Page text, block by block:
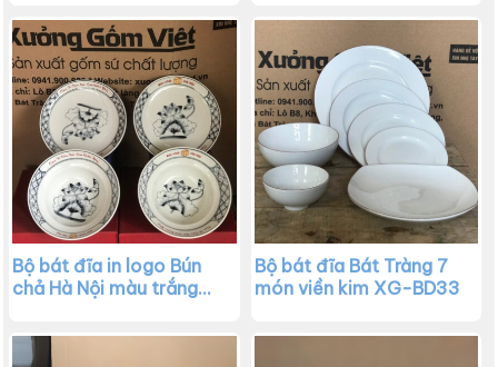
Bộ bát đĩa in logo Bún
chả Hà Nội màu trắng
BD34
Bộ bát đĩa Bát Tràng 7
món viền kim XG-BD33